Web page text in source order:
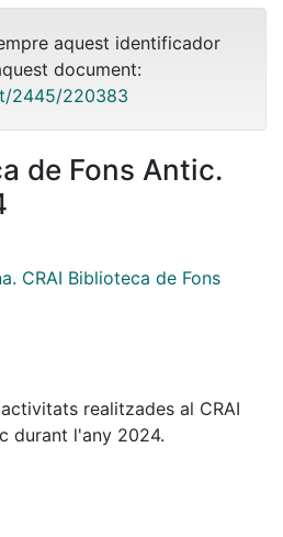
aquest identificador
document:
2445/220383
de Fons Antic.
CRAI Biblioteca de Fons
realitzades al CRAI
durant l'any 2024.